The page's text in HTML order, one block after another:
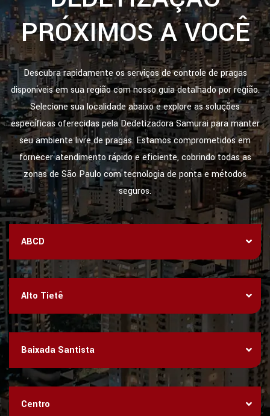
PRÓXIMOS A VOCÊ
Descubra rapidamente os serviços de controle de pragas
disponíveis em sua região com nosso guia detalhado por região.
Selecione sua localidade abaixo e explore as soluções
específicas oferecidas pela Dedetizadora Samurai para manter
seu ambiente livre de pragas. Estamos comprometidos em
fornecer atendimento rápido e eficiente, cobrindo todas as
zonas de São Paulo com tecnologia de ponta e métodos
seguros.
ABCD
Alto Tietê
Baixada Santista
Centro